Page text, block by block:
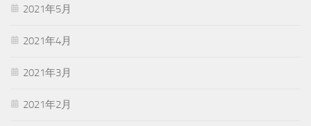
2021年5月
2021年4月
2021年3月
2021年2月